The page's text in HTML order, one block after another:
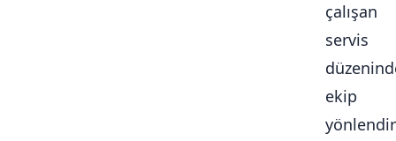
çalışan
servis
ekip